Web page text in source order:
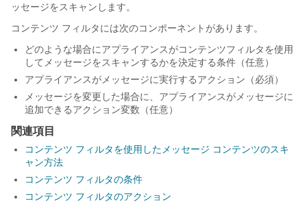
ッセージをスキャンします。
コンテンツ フィルタには次のコンポーネントがあります。
どのような場合にアプライアンスがコンテンツフィルタを使用
してメッセージをスキャンするかを決定する条件 （任意）
アプライアンスがメッセージに実行するアクション （必須）
メッセージを変更した場合に、 アプライアンスがメッセージに
追加できるアクション変数 （任意）
関連項目
コンテンツ フィルタを使用したメッセージ コンテンツのスキ
ャン方法
コンテンツ フィルタの条件
コンテンツ フィルタのアクション